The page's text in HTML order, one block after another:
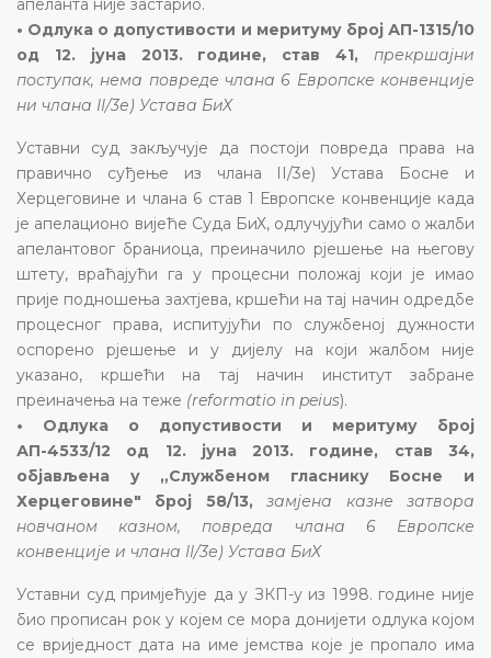
апеланта није застарио.
• Одлука о допустивости и меритуму број АП-1315/10
од 12. јуна 2013. године, став 41, прекршајни
поступак, нема повреде члана 6 Европске конвенције
ни члана II/3е) Устава БиХ
Уставни суд закључује да постоји повреда права на
правично суђење из члана II/3е) Устава Босне и
Херцеговине и члана 6 став 1 Европске конвенције када
је апелационо вијеће Суда БиХ, одлучујући само о жалби
апелантовог браниоца, преиначило рјешење на његову
штету, враћајући га у процесни положај који је имао
прије подношења захтјева, кршећи на тај начин одредбе
процесног права, испитујући по службеној дужности
оспорено рјешење и у дијелу на који жалбом није
указано, кршећи на тај начин институт забране
преиначења на теже (reformatio in peius).
• Одлука о допустивости и меритуму број
АП-4533/12 од 12. јуна 2013. године, став 34,
објављена у „Службеном гласнику Босне и
Херцеговине" број 58/13,замјена казне затвора
новчаном казном, повреда члана 6 Европске
конвенције и члана II/3е) Устава БиХ
Уставни суд примјећује да у ЗКП-у из 1998. године није
био прописан рок у којем се мора донијети одлука којом
се вриједност дата на име јемства које је пропало има